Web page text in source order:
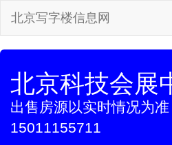
北京写字楼信息网
北京科技会展
出售房源以实时情况为准
15011155711